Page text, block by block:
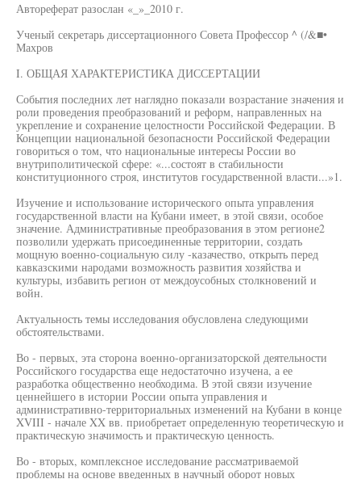
Автореферат разослан «_»_2010 г.
Ученый секретарь диссертационного Совета Профессор ^ (/&■•
Махров
I. ОБЩАЯ ХАРАКТЕРИСТИКА ДИССЕРТАЦИИ
События последних лет наглядно показали возрастание значения и
роли проведения преобразований и реформ, направленных на
укрепление и сохранение целостности Российской Федерации. В
Концепции национальной безопасности Российской Федерации
говориться о том, что национальные интересы России во
внутриполитической сфере: «...состоят в стабильности
конституционного строя, институтов государственной власти...»1.
Изучение и использование исторического опыта управления
государственной власти на Кубани имеет, в этой связи, особое
значение. Административные преобразования в этом регионе2
позволили удержать присоединенные территории, создать
мощную военно-социальную силу -казачество, открыть перед
кавказскими народами возможность развития хозяйства и
культуры, избавить регион от междоусобных столкновений и
войн.
Актуальность темы исследования обусловлена следующими
обстоятельствами.
Во - первых, эта сторона военно-организаторской деятельности
Российского государства еще недостаточно изучена, а ее
разработка общественно необходима. В этой связи изучение
ценнейшего в истории России опыта управления и
административно-территориальных изменений на Кубани в конце
XVIII - начале XX вв. приобретает определенную теоретическую и
практическую значимость и практическую ценность.
Во - вторых, комплексное исследование рассматриваемой
проблемы на основе введенных в научный оборот новых